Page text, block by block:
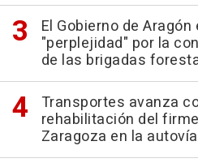
El Gobierno de
"perplejidad" por la
de las brigadas
Transportes avanza
rehabilitación del
Zaragoza en la